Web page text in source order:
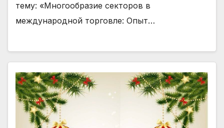
тему: «Многообразие секторов в
международной торговле: Опыт…